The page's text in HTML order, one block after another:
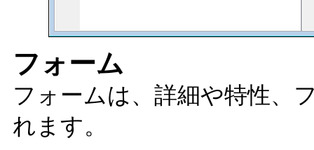
フォーム
フォームは、詳細や特性、
れます。